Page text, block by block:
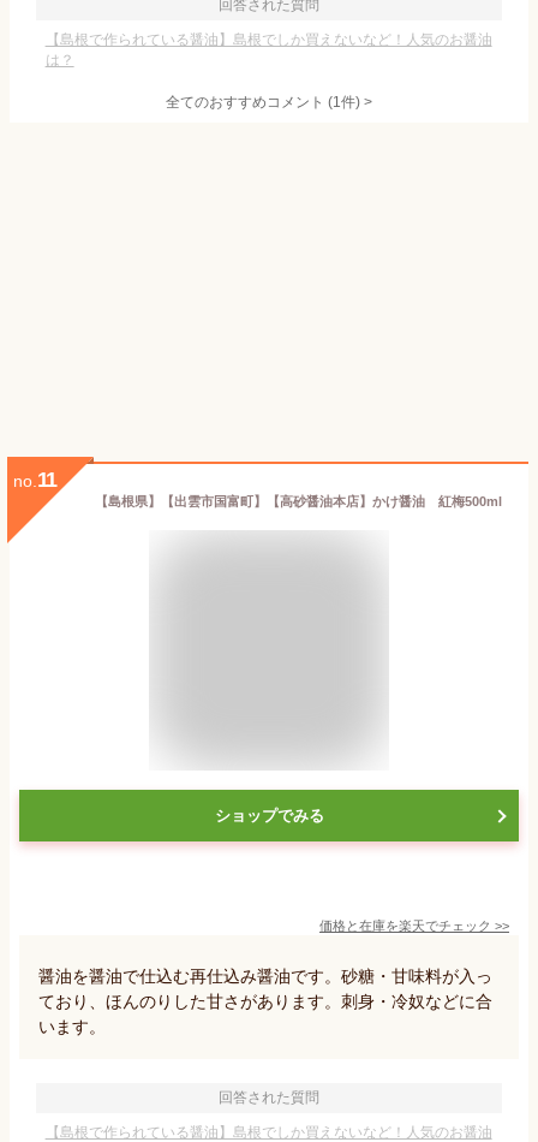
回答された質問
【島根で作られている醤油】島根でしか買えないなど！人気のお醤油
は？
全てのおすすめコメント (1件) >
no. 11
【島根県】【出雲市国富町】【高砂醤油本店】かけ醤油 紅梅500ml
ショップでみる
価格と在庫を楽天でチェック >>
醤油を醤油で仕込む再仕込み醤油です。砂糖・甘味料が入っ
ており、ほんのりした甘さがあります。刺身・冷奴などに合
います。
回答された質問
【島根で作られている醤油】島根でしか買えないなど！人気のお醤油